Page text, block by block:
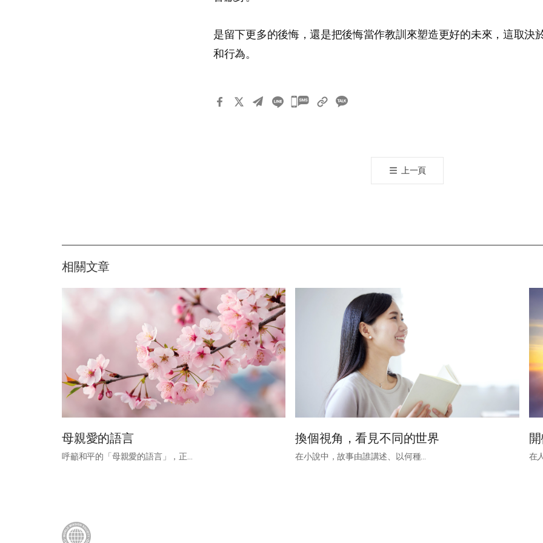
是留下更多的後悔，還是把後悔當作教訓來塑造更好的未來，這取決
和行為。
카
上一頁
相關文章
母親愛的語言
呼籲和平的「母親愛的語言」，正...
換個視角，看見不同的世界
在小說中，故事由誰講述、以何種... 在